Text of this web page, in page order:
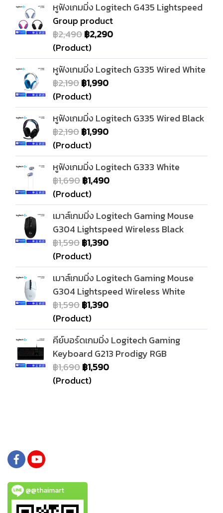
หูฟังเกมมิ่ง Logitech G435 Lightspeed
Group product
฿2,490฿2,290
(Product)
หูฟังเกมมิ่ง Logitech G335 Wired White
฿2,190฿1,990
(Product)
หูฟังเกมมิ่ง Logitech G335 Wired Black
฿2,190฿1,990
(Product)
หูฟังเกมมิ่ง Logitech G333 White
฿1,690฿1,490
(Product)
เมาส์เกมมิ่ง Logitech Gaming Mouse
G304 Lightspeed Wireless Black
฿1,590฿1,390
(Product)
เมาส์เกมมิ่ง Logitech Gaming Mouse
G304 Lightspeed Wireless White
฿1,590฿1,390
(Product)
คีย์บอร์ดเกมมิ่ง Logitech Gaming
Keyboard G213 Prodigy RGB
฿1,690฿1,590
(Product)
@@thaimart